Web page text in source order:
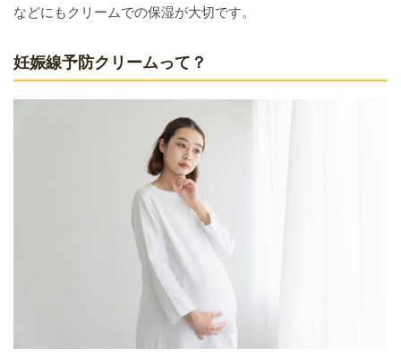
などにもクリームでの保湿が大切です。
妊娠線予防クリームって？